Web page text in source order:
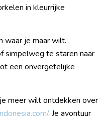
in kleurrijke
waar je maar wilt.
simpelweg te staren naar
een onvergetelijke
meer wilt ontdekken over
. Je avontuur